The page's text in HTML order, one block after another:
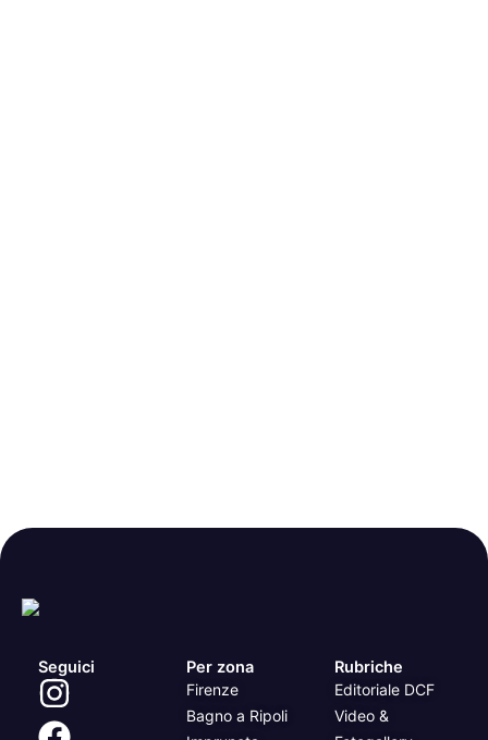
Seguici Per zona
Firenze
Bagno a Ripoli
Rubriche
Editoriale DCF
Video &